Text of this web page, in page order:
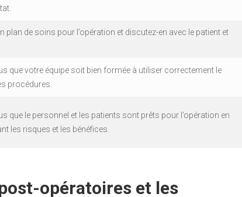
plan de soins pour l’opération et discutez-en avec le patient et
que votre équipe soit bien formée à utiliser correctement le
procédures.
que le personnel et les patients sont prêts pour l’opération en
les risques et les bénéfices.
opératoires et les